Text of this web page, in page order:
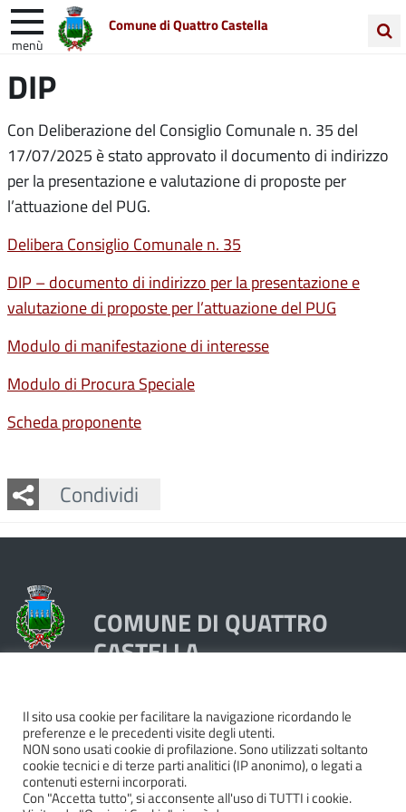
Comune di Quattro Castella
menù
nel
Unione Colline Matildiche
DIP
Con Deliberazione del Consiglio Comunale n. 35 del
17/07/2025 è stato approvato il documento di indirizzo
per la presentazione e valutazione di proposte per
l’attuazione del PUG.
Delibera Consiglio Comunale n. 35
DIP – documento di indirizzo per la presentazione e
valutazione di proposte per l’attuazione del PUG
Modulo di manifestazione di interesse
Modulo di Procura Speciale
Scheda proponente
Condividi
Facebook
Twitter
Whatsapp
COMUNE DI QUATTRO
CASTELLA
Piazza Dante 1, 42020 Quattro Castella (RE)
Tel. 0522249211 - Fax 0522249298
Codice Fiscale e Partita Iva 00439250358
Pec:quattrocastella@cert.provincia.re.it
Il sito usa cookie per facilitare la navigazione ricordando le
preferenze e le precedenti visite degli utenti.
NON sono usati cookie di profilazione. Sono utilizzati soltanto
cookie tecnici e di terze parti analitici (IP anonimo), o legati a
contenuti esterni incorporati.
Con "Accetta tutto", si acconsente all'uso di TUTTI i cookie.